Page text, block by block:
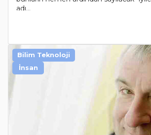
adı...
Bilim Teknoloji
İnsan